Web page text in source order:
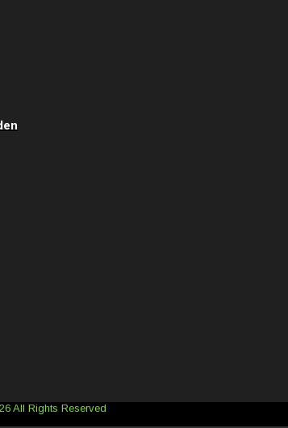
All Rights Reserved